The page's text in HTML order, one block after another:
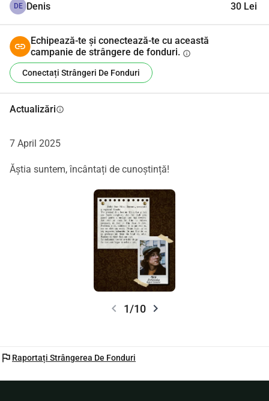
DE Denis 30 Lei
Echipează-te și conectează-te cu această
campanie de strângere de fonduri. info
Conectați Strângeri De Fonduri
Actualizăriinfo
7 April 2025
Ăștia suntem, încântați de cunoștință!
chevron_left 1/10 chevron_right
flag Raportați Strângerea De Fonduri